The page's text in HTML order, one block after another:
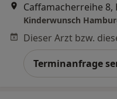
Caffamacherreihe 8,
Terminanfrage